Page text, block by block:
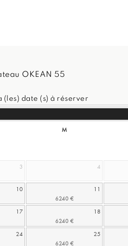
OKEAN 55
(les) date (s) à réserver
M
3 4
10 11
17 18
24 25